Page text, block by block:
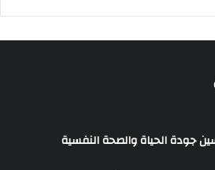
جودة الحياة والصحة النفسية